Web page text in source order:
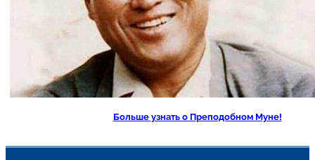
Больше узнать о Преподобном Муне!